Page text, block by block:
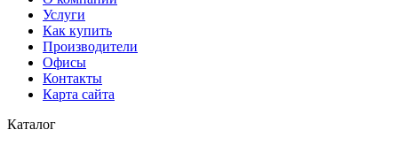
Услуги
Как купить
Производители
Офисы
Контакты
Карта сайта
Каталог